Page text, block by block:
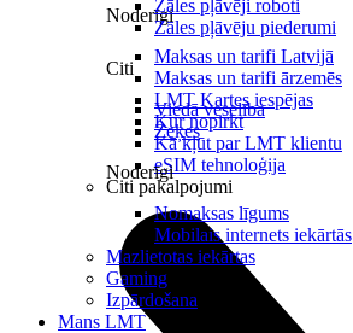
Noderīgi
Maksas un tarifi Latvijā
Maksas un tarifi ārzemēs
LMT Kartes iespējas
Kur nopirkt
Kā kļūt par LMT klientu
eSIM tehnoloģija
Citi pakalpojumi
Zāles pļāvēji roboti
Zāles pļāvēju piederumi
Citi
Viedā veselība
Zeķes
Noderīgi
Nomaksas līgums
Mobilais internets iekārtās
Mazlietotas iekārtas
Gaming
Izpārdošana
Mans LMT